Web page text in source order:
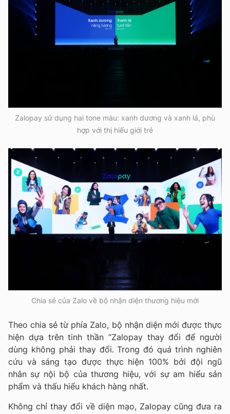
Zalopay sử dụng hai tone màu: xanh dương và xanh lá, phù
hợp với thị hiếu giới trẻ
Chia sẻ của Zalo về bộ nhận diện thương hiệu mới
Theo chia sẻ từ phía Zalo, bộ nhận diện mới được thực
hiện dựa trên tinh thần “Zalopay thay đổi để người
dùng không phải thay đổi. Trong đó quá trình nghiên
cứu và sáng tạo được thực hiện 100% bởi đội ngũ
nhân sự nội bộ của thương hiệu, với sự am hiểu sản
phẩm và thấu hiểu khách hàng nhất.
Không chỉ thay đổi về diện mạo, Zalopay cũng đưa ra